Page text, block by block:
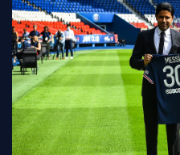
EDF
PSG
LIGUE 1
REAL MADRID
FC BARCELONE
MANCHESTER UNITED
CHELSEA
ARSENAL